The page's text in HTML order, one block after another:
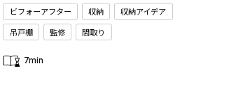
ビフォーアフター 収納
収納アイデア
吊戸棚
監修 間取り
7min